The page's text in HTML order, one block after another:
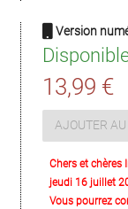
Version
13,99 €
AJOUTER
Chers et chères
jeudi 16 juillet
Vous pourrez